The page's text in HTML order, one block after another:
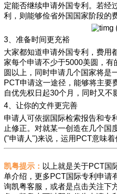
定能否继续申请外国专利。若经
利，则能够俭省外国国家阶段的
3、准备时间更充裕
大家都知道申请外国专利，费用
家每个申请不少于5000美圆，有
圆以上，同时申请几个国家将是
PCT申请这一途径，能够将主要
自优先权日起30个月，同时又不
4、让你的文件更完善
申请人可依据国际检索报告和专
止修正。对就某一创造在几个国
("申请人")来说，运用PCT意味着
凯粤提示： 以上就是关于PCT国
单介绍，更多PCT国际专利申请
询凯粤客服，或者是点击关注下